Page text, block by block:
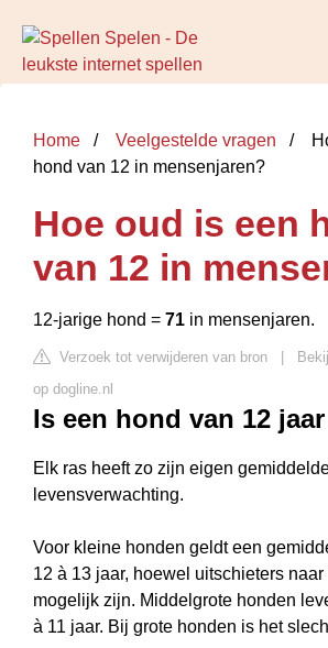
Home Veelgestelde vragen
hond van 12 in mensenjaren?
Hoe oud is een
van 12 in
12-jarige hond = 71 in mensenjaren.
Verzoek tot verwijderen van bron
op dogline.nl
Is een hond van 12
Elk ras heeft zo zijn eigen
levensverwachting.
Voor kleine honden geldt een
12 à 13 jaar, hoewel uitschieters naar
mogelijk zijn. Middelgrote honden
à 11 jaar. Bij grote honden is het